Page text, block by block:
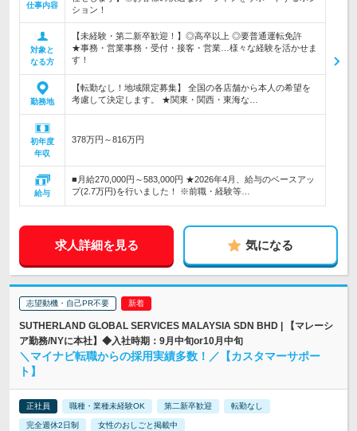
仕事内容
ション！
対象と
なる方
【未経験・第二新卒歓迎！】◎高卒以上 ◎要普通運転免許
★事務・営業事務・受付・接客・営業…様々な経験を活かせま
す！
勤務地
【転勤なし！地域限定募集】 全国の各店舗から本人の希望を
考慮して決定します。 ★関東・関西・東海な…
初年度
年収
378万円～816万円
給与
■月給270,000円～583,000円 ★2026年4月、給与のベースアッ
プ(2.7万円)を行いました！ ※前職・経験等…
求人詳細を見る 気になる
志望動機・自己PR不要
SUTHERLAND GLOBAL SERVICES MALAYSIA SDN BHD | 【マレーシ
ア勤務/NYに本社】◆入社時期：9月中旬or10月中旬
＼マイナビ転職からの採用実績多数！／【カスタマーサポー
ト】
正社員 職種・業種未経験OK 第二新卒歓迎 転勤なし
完全週休2日制 女性のおしごと掲載中